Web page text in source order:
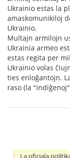
Ukrainio estas la
amaskomunikiloj
Ukrainio.
Multajn armilojn
Ukrainia armeo
estas regita per
Ukrainio volas
ties enloĝantojn.
raso (la
La oficiala